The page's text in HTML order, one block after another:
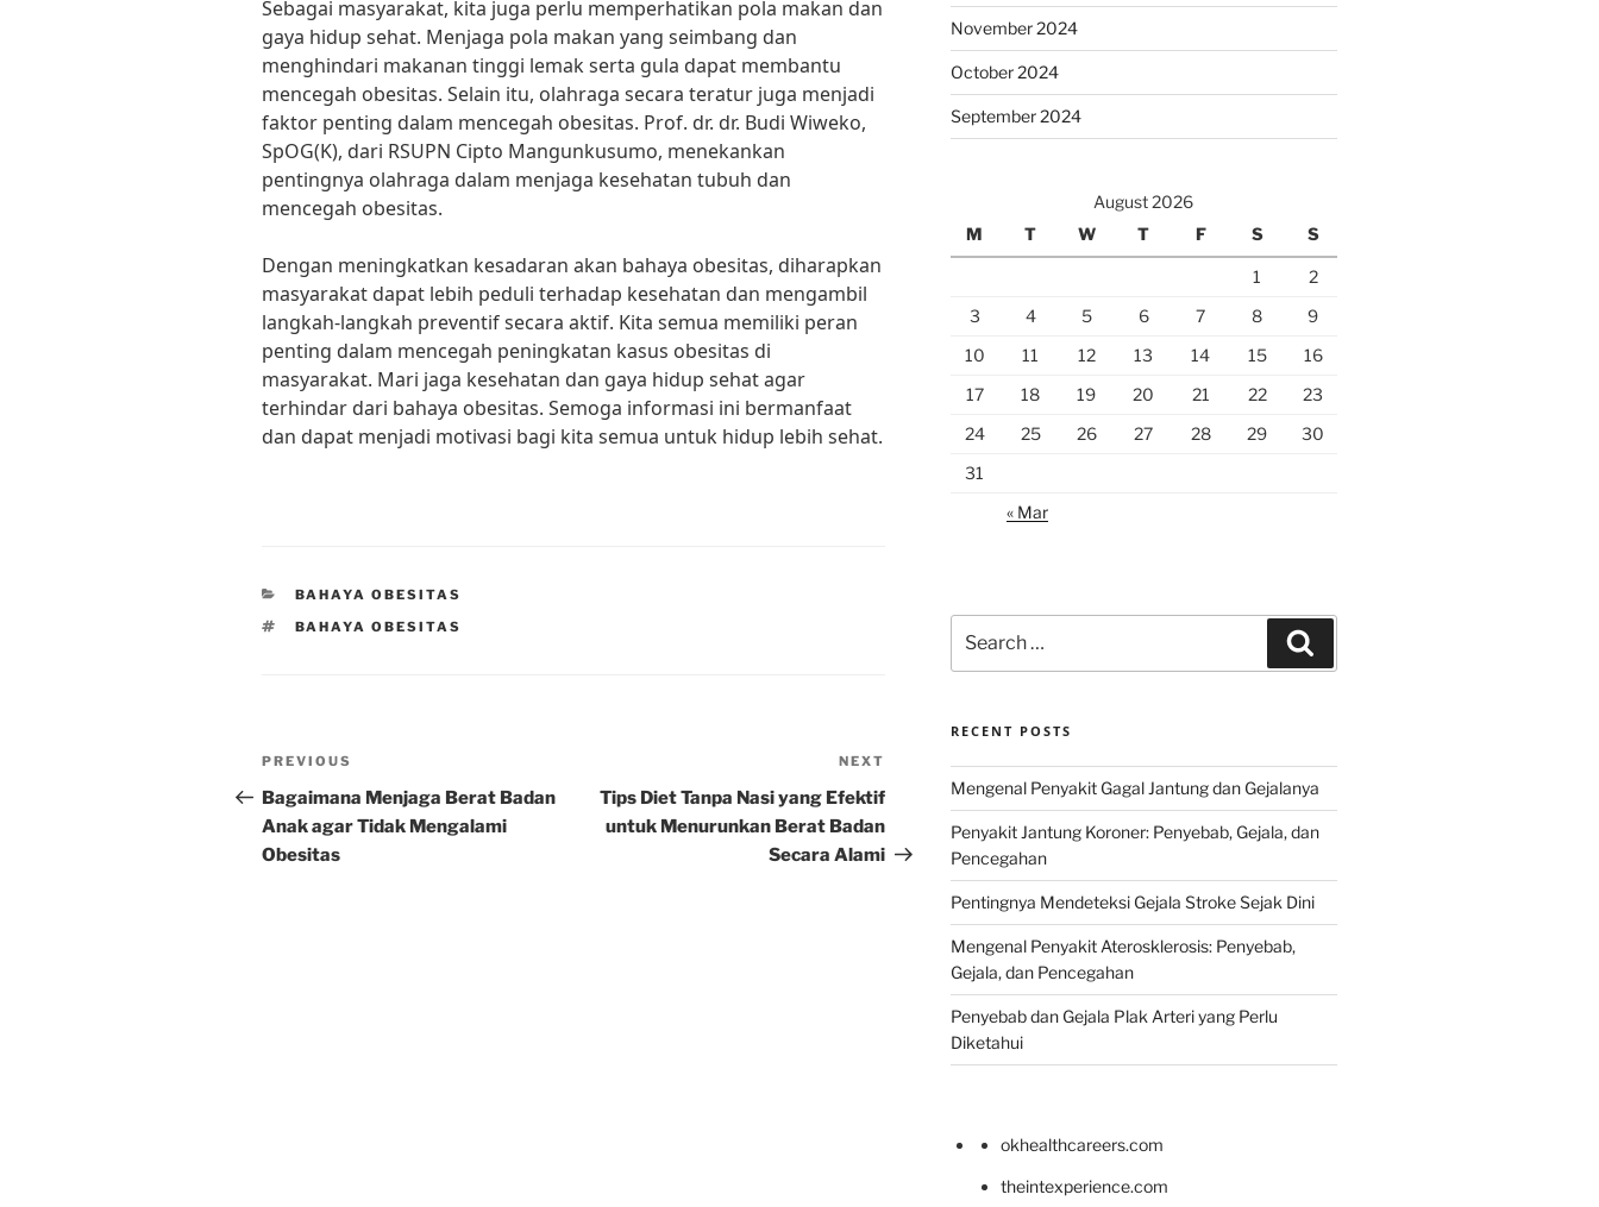
Sebagai masyarakat, kita juga perlu memperhatikan pola makan dan
gaya hidup sehat. Menjaga pola makan yang seimbang dan
menghindari makanan tinggi lemak serta gula dapat membantu
mencegah obesitas. Selain itu, olahraga secara teratur juga menjadi
faktor penting dalam mencegah obesitas. Prof. dr. dr. Budi Wiweko,
SpOG(K), dari RSUPN Cipto Mangunkusumo, menekankan
pentingnya olahraga dalam menjaga kesehatan tubuh dan
mencegah obesitas.
Dengan meningkatkan kesadaran akan bahaya obesitas, diharapkan
masyarakat dapat lebih peduli terhadap kesehatan dan mengambil
langkah-langkah preventif secara aktif. Kita semua memiliki peran
penting dalam mencegah peningkatan kasus obesitas di
masyarakat. Mari jaga kesehatan dan gaya hidup sehat agar
terhindar dari bahaya obesitas. Semoga informasi ini bermanfaat
dan dapat menjadi motivasi bagi kita semua untuk hidup lebih sehat.
CATEGORIES
BAHAYA OBESITAS
TAGS
BAHAYA OBESITAS
Post
navigation
Previous
Post
PREVIOUS
Bagaimana Menjaga Berat Badan
Anak agar Tidak Mengalami
Obesitas
Post
NEXT
Tips Diet Tanpa Nasi yang Efektif
untuk Menurunkan Berat Badan
Secara Alami
November 2024
October 2024
September 2024
August 2026
M
T W T F S S
1
2
3
4 5 6 7 8
9
10
11 12 13 14 15
16
17
18 19 20 21 22
23
24
25 26 27 28 29
30
31
« Mar
for:
RECENT POSTS
Mengenal Penyakit Gagal Jantung dan Gejalanya
Penyakit Jantung Koroner: Penyebab, Gejala, dan
Pencegahan
Pentingnya Mendeteksi Gejala Stroke Sejak Dini
Mengenal Penyakit Aterosklerosis: Penyebab,
Gejala, dan Pencegahan
Penyebab dan Gejala Plak Arteri yang Perlu
Diketahui
okhealthcareers.com
theintexperience.com